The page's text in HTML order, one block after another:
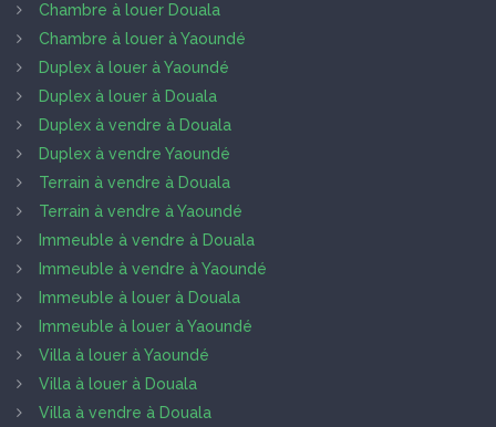
Chambre à louer Douala
Chambre à louer à Yaoundé
Duplex à louer à Yaoundé
Duplex à louer à Douala
Duplex à vendre à Douala
Duplex à vendre Yaoundé
Terrain à vendre à Douala
Terrain à vendre à Yaoundé
Immeuble à vendre à Douala
Immeuble à vendre à Yaoundé
Immeuble à louer à Douala
Immeuble à louer à Yaoundé
Villa à louer à Yaoundé
Villa à louer à Douala
Villa à vendre à Douala